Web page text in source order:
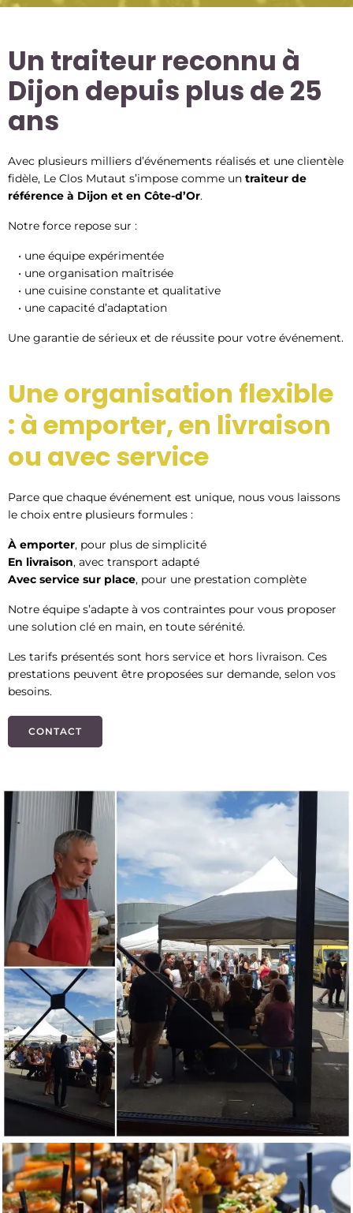
Un traiteur reconnu à
Dijon depuis plus de 25
ans
Avec plusieurs milliers d’événements réalisés et une clientèle
fidèle, Le Clos Mutaut s’impose comme un traiteur de
référence à Dijon et en Côte-d’Or.
Notre force repose sur :
une équipe expérimentée
une organisation maîtrisée
une cuisine constante et qualitative
une capacité d’adaptation
Une garantie de sérieux et de réussite pour votre événement.
Une organisation flexible
: à emporter, en livraison
ou avec service
Parce que chaque événement est unique, nous vous laissons
le choix entre plusieurs formules :
À emporter, pour plus de simplicité
En livraison, avec transport adapté
Avec service sur place, pour une prestation complète
Notre équipe s’adapte à vos contraintes pour vous proposer
une solution clé en main, en toute sérénité.
Les tarifs présentés sont hors service et hors livraison. Ces
prestations peuvent être proposées sur demande, selon vos
besoins.
CONTACT